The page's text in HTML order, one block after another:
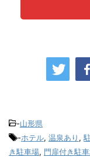
-山形県
-ホテル, 温泉あり ,
き駐車場, 門扉付き駐